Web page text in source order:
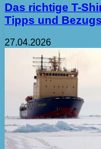
Das richtige T-
Tipps und
27.04.2026